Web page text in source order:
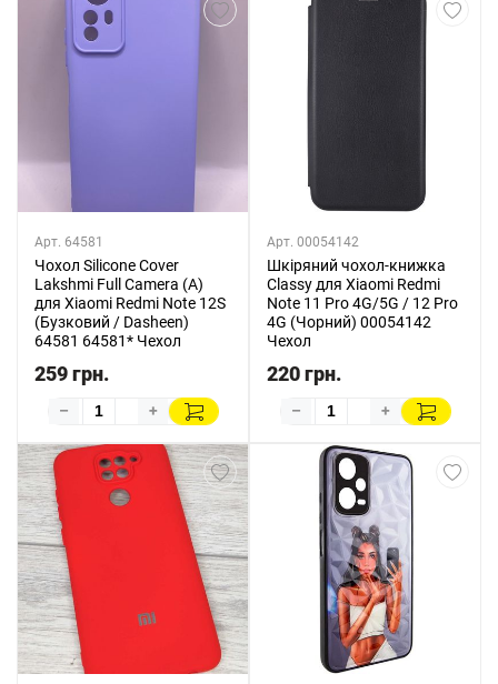
Арт. 64581
Чохол Silicone Cover
Lakshmi Full Camera (A)
для Xiaomi Redmi Note 12S
(Бузковий / Dasheen)
64581 64581* Чехол
259 грн.
– +
Арт. 00054142
Шкіряний чохол-книжка
Classy для Xiaomi Redmi
Note 11 Pro 4G/5G / 12 Pro
4G (Чорний) 00054142
Чехол
220 грн.
– +